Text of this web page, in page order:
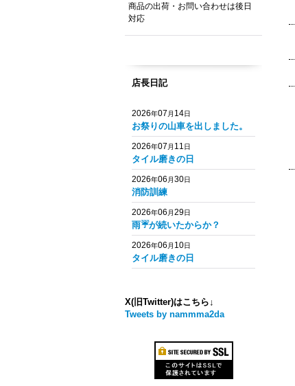
商品の出荷・お問い合わせは後日
対応
店長日記
2026年07 月 14日
お祭りの山車を出しました。
2026年07 月 11日
タイル磨きの日
2026年06 月30日
消防訓練
2026年06 月29日
雨☔️が続いたからか？
2026年06 月 10日
タイル磨きの日
X(旧Twitter)はこちら↓
Tweets by nammma2da